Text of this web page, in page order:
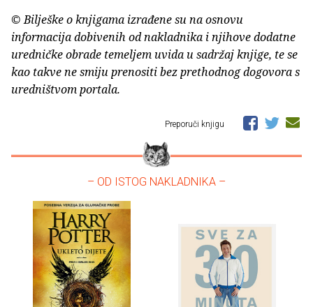
© Bilješke o knjigama izrađene su na osnovu
informacija dobivenih od nakladnika i njihove dodatne
uredničke obrade temeljem uvida u sadržaj knjige, te se
kao takve ne smiju prenositi bez prethodnog dogovora s
uredništvom portala.
Preporuči knjigu
– OD ISTOG NAKLADNIKA –